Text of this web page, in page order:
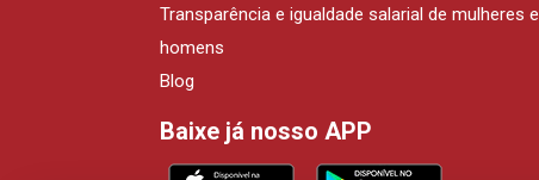
Transparência e igualdade salarial de mulheres e
homens
Blog
Baixe já nosso APP